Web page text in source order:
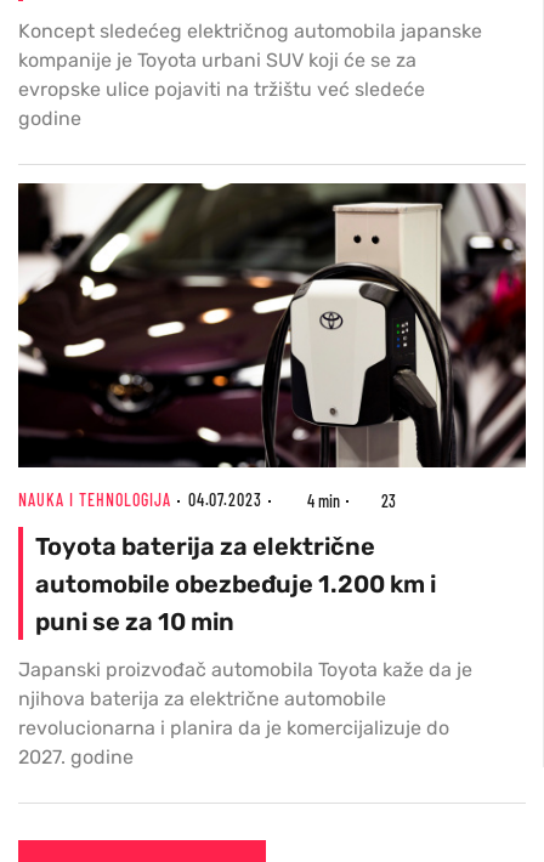
Koncept sledećeg električnog automobila japanske
kompanije je Toyota urbani SUV koji će se za
evropske ulice pojaviti na tržištu već sledeće
godine
NAUKA I TEHNOLOGIJA 04.07.2023 4 min 23
Toyota baterija za električne
automobile obezbeđuje 1.200 km i
puni se za 10 min
Japanski proizvođač automobila Toyota kaže da je
njihova baterija za električne automobile
revolucionarna i planira da je komercijalizuje do
2027. godine